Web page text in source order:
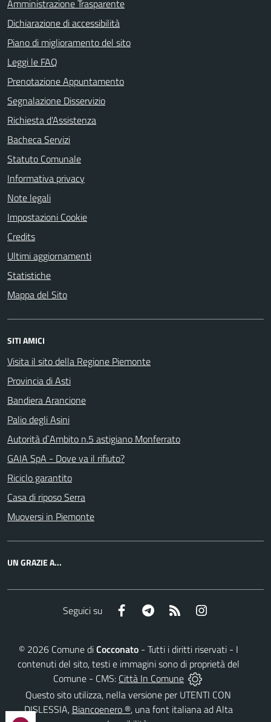
Amministrazione Trasparente
Dichiarazione di accessibilità
Piano di miglioramento del sito
Leggi le FAQ
Prenotazione Appuntamento
Segnalazione Disservizio
Richiesta d'Assistenza
Bacheca Servizi
Statuto Comunale
Informativa privacy
Note legali
Impostazioni Cookie
Credits
Ultimi aggiornamenti
Statistiche
Mappa del Sito
SITI AMICI
Visita il sito della Regione Piemonte
Provincia di Asti
Bandiera Arancione
Palio degli Asini
Autorità d`Ambito n.5 astigiano Monferrato
GAIA SpA - Dove va il rifiuto?
Riciclo garantito
Casa di riposo Serra
Muoversi in Piemonte
UN GRAZIE A...
Seguici su Facebook Telegram RSS
© 2026Comune diCocconato- Tutti i diritti riservati - I
contenuti del sito, testi e immagini sono di proprietà del
Comune - CMS: Città In Comune
Questo sito utilizza, nella versione per UTENTI CON
DISLESSIA, Biancoenero ®, una font italiana ad Alta